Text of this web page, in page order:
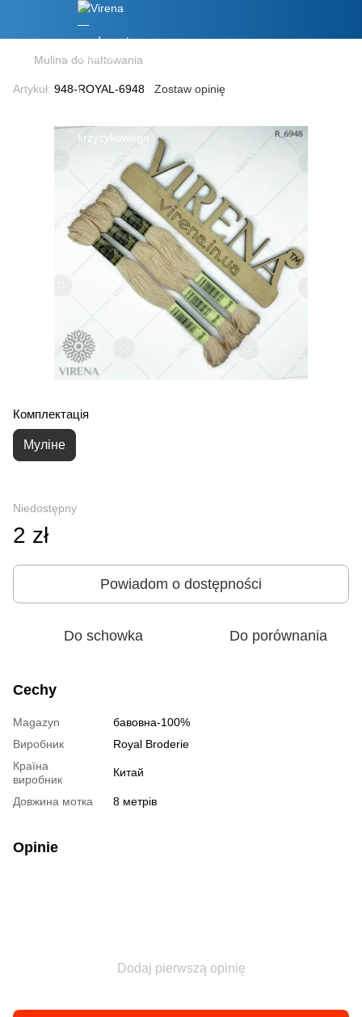
Mulina do haftowania
Artykuł: 948-ROYAL-6948 Zostaw opinię
Комплектація
Муліне
Niedostępny
2 zł
Powiadom o dostępności
Do schowka Do porównania
Cechy
Magazyn
бавовна-100%
Виробник
Royal Broderie
Країна
виробник
Китай
Довжина мотка 8 метрів
Opinie
Dodaj pierwszą opinię